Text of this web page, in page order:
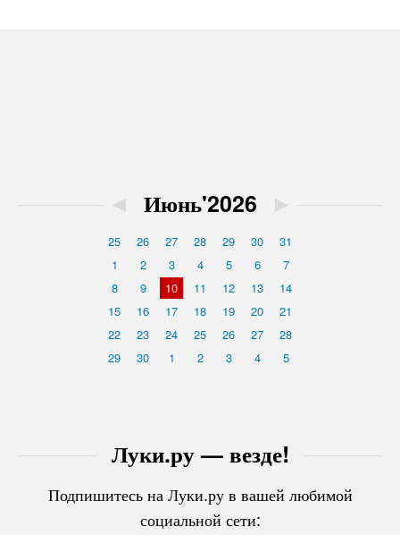
Луки.ру — везде!
Подпишитесь на Луки.ру в вашей любимой
социальной сети:
◄ Июнь'2026 ►
25 26 27 28 29 30
31
1
2 3 4 5 6
7
8
9 10 11 12 13
14
15
16 17 18 19 20
21
22
23 24 25 26 27
28
29
30 1 2 3 4 5